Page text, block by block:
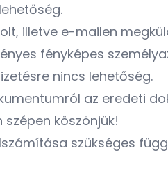
illetve e-mailen
fényképes
nincs lehetőség.
az eredeti
köszönjük!
szükséges